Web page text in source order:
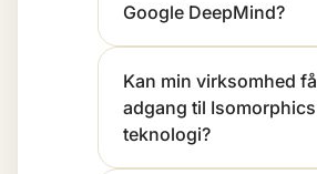
Google DeepMind?
Kan min virksomhed få
adgang til Isomorphics
teknologi?